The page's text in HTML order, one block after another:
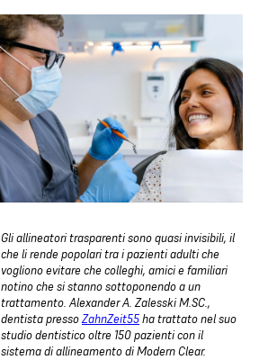
Gli allineatori trasparenti sono quasi invisibili, il
che li rende popolari tra i pazienti adulti che
vogliono evitare che colleghi, amici e familiari
notino che si stanno sottoponendo a un
trattamento. Alexander A. Zalesski M.SC.,
dentista pressoZahnZeit55ha trattato nel suo
studio dentistico oltre 150 pazienti con il
sistema di allineamento di Modern Clear.